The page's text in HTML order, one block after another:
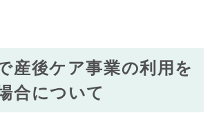
産後ケア事業の利用を
合について